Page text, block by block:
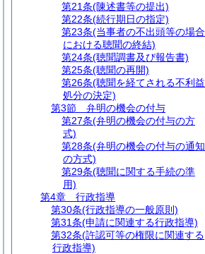
第21条(陳述書等の提出)
第22条(続行期日の指定)
第23条(当事者の不出頭等の場合
における聴聞の終結)
第24条(聴聞調書及び報告書)
第25条(聴聞の再開)
第26条(聴聞を経てされる不利益
処分の決定)
第3節
弁明の機会の付与
第27条(弁明の機会の付与の方
式)
第28条(弁明の機会の付与の通知
の方式)
第29条(聴聞に関する手続の準
用)
第4章
行政指導
第30条(行政指導の一般原則)
第31条(申請に関連する行政指導)
第32条(許認可等の権限に関連する
行政指導)